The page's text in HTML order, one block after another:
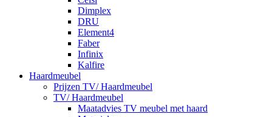
Dimplex
DRU
Element4
Faber
Infinix
Kalfire
Haardmeubel
Prijzen TV/ Haardmeubel
TV/ Haardmeubel
Maatadvies TV meubel met haard